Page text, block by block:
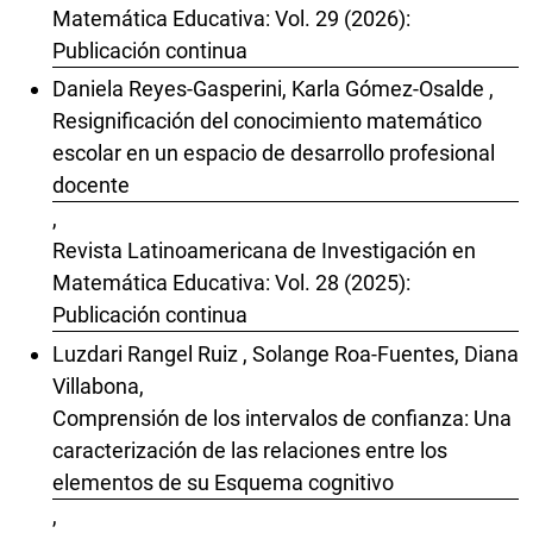
Matemática Educativa: Vol. 29 (2026):
Publicación continua
Daniela Reyes-Gasperini, Karla Gómez-Osalde ,
Resignificación del conocimiento matemático
escolar en un espacio de desarrollo profesional
docente
,
Revista Latinoamericana de Investigación en
Matemática Educativa: Vol. 28 (2025):
Publicación continua
Luzdari Rangel Ruiz , Solange Roa-Fuentes, Diana
Villabona,
Comprensión de los intervalos de confianza: Una
caracterización de las relaciones entre los
elementos de su Esquema cognitivo
,